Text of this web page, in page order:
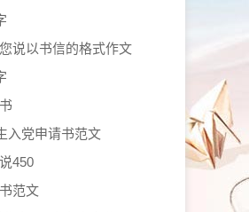
说以书信的格式作文
入党申请书范文
450
范文